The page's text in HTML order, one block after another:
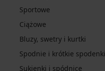
Sportowe
Ciążowe
Bluzy, swetry i kurtki
Spodnie i krótkie spodenki
Sukienki i spódnice